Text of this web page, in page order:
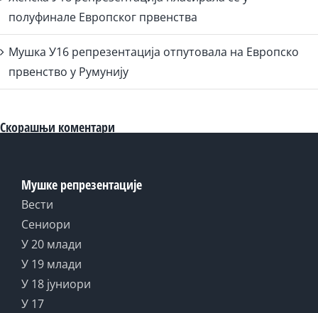
полуфинале Европског првенства
Мушка У16 репрезентација отпутовала на Европско
првенство у Румунију
Скорашњи коментари
Мушке репрезентације
Вести
Сениори
У 20 млади
У 19 млади
У 18 јуниори
У 17